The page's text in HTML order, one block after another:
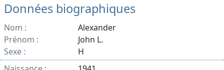
Données biographiques
Nom :
Alexander
Prénom :
John L.
Sexe :
H